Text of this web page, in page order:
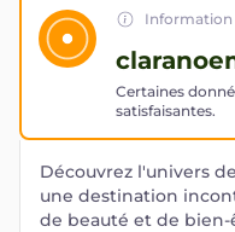
Certaines
satisfaisantes.
Découvrez l'univers
une destination
de beauté et de bien-